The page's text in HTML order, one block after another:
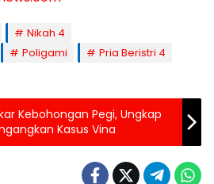
Nikah 4
Poligami
Pria Beristri 4
Kebohongan Pegi, Ungkap
Kasus Vina